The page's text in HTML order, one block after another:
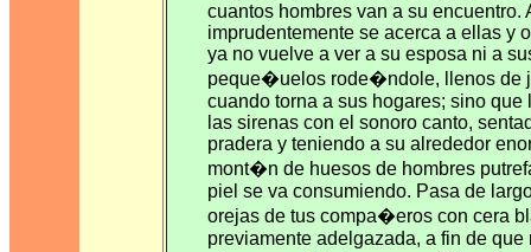
cuantos hombres van a su encuentro.
imprudentemente se acerca a ellas y
ya no vuelve a ver a su esposa ni a
peque�uelos rode�ndole, llenos de
cuando torna a sus hogares; sino que
las sirenas con el sonoro canto,
pradera y teniendo a su alrededor
mont�n de huesos de hombres
piel se va consumiendo. Pasa de
orejas de tus compa�eros con cera
previamente adelgazada, a fin de que